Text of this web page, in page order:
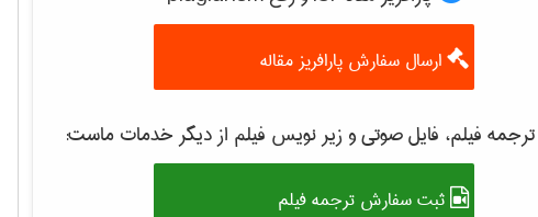
ارسال سفارش پارافریز مقاله
ترجمه فیلم، فایل صوتی و زیر نویس فیلم از دیگر خدمات ماست:
ثبت سفارش ترجمه فیلم